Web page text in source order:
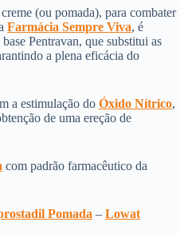
(ou pomada), para combater
Farmácia Sempre Viva, é
Pentravan, que substitui as
a plena eficácia do
a estimulação do Óxido Nítrico,
de uma ereção de
com padrão farmacêutico da
Pomada​ – ​ Lowat